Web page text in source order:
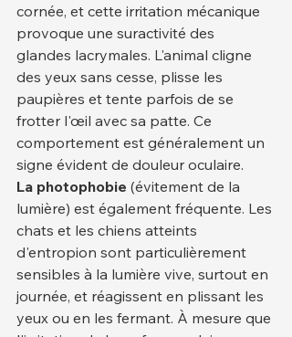
cornée, et cette irritation mécanique
provoque une suractivité des
glandes lacrymales. L'animal cligne
des yeux sans cesse, plisse les
paupières et tente parfois de se
frotter l'œil avec sa patte. Ce
comportement est généralement un
signe évident de douleur oculaire.
La photophobie (évitement de la
lumière) est également fréquente. Les
chats et les chiens atteints
d'entropion sont particulièrement
sensibles à la lumière vive, surtout en
journée, et réagissent en plissant les
yeux ou en les fermant. À mesure que